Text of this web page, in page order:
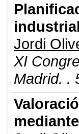
Jordi
XI
Madrid. .